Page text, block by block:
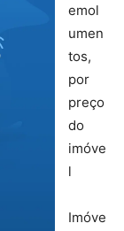
emol
umen
tos,
por
preço
do
imóve
l
Imóve